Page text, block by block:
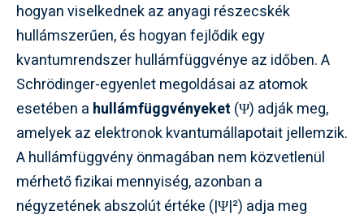
hogyan viselkednek az anyagi részecskék
hullámszerűen, és hogyan fejlődik egy
kvantumrendszer hullámfüggvénye az időben. A
Schrödinger-egyenlet megoldásai az atomok
esetében a hullámfüggvényeket (Ψ) adják meg,
amelyek az elektronok kvantumállapotait jellemzik.
A hullámfüggvény önmagában nem közvetlenül
mérhető fizikai mennyiség, azonban a
négyzetének abszolút értéke (|Ψ|²) adja meg